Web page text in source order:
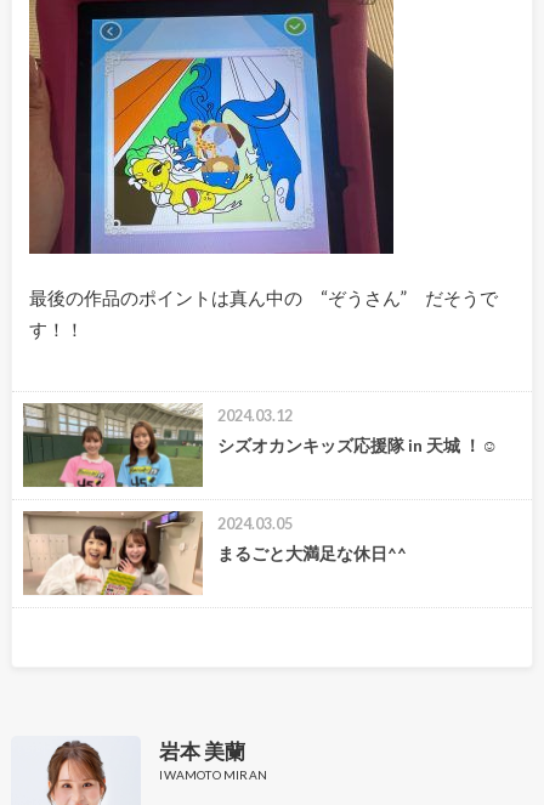
最後の作品のポイントは真ん中の “ぞうさん” だそうで
す！！
2024.03.12
シズオカンキッズ応援隊 in 天城 ！☺
2024.03.05
まるごと大満足な休日^^
岩本 美蘭
IWAMOTO MIRAN